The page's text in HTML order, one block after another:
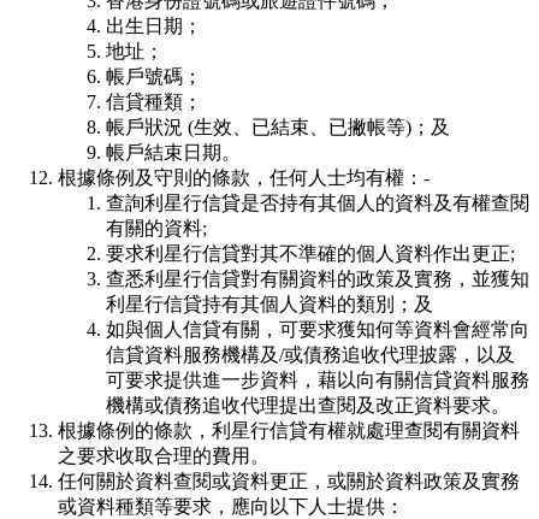
出生日期；
地址；
帳戶號碼；
信貸種類；
帳戶狀況 (生效、已結束、已撇帳等)；及
帳戶結束日期。
根據條例及守則的條款，任何人士均有權：-
查詢利星行信貸是否持有其個人的資料及有權查閱
有關的資料;
要求利星行信貸對其不準確的個人資料作出更正;
查悉利星行信貸對有關資料的政策及實務，並獲知
利星行信貸持有其個人資料的類別；及
如與個人信貸有關，可要求獲知何等資料會經常向
信貸資料服務機構及/或債務追收代理披露，以及
可要求提供進一步資料，藉以向有關信貸資料服務
機構或債務追收代理提出查閱及改正資料要求。
根據條例的條款，利星行信貸有權就處理查閱有關資料
之要求收取合理的費用。
任何關於資料查閱或資料更正，或關於資料政策及實務
或資料種類等要求，應向以下人士提供：